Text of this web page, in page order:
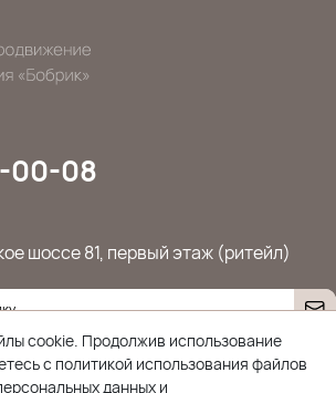
00-08
шоссе 81, первый этаж (ритейл)
персональных данных
защищены.
cookie. Продолжив использование
с политикой использования файлов
данных и